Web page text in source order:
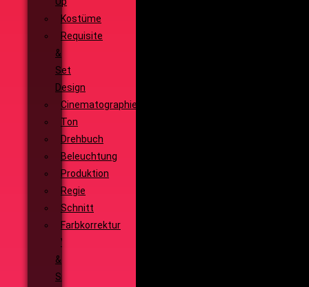
Kostüme
Requisite
&
Set
Design
Cinematographie
Ton
Drehbuch
Beleuchtung
Produktion
Regie
Schnitt
Farbkorrektur
Visual
&
Special